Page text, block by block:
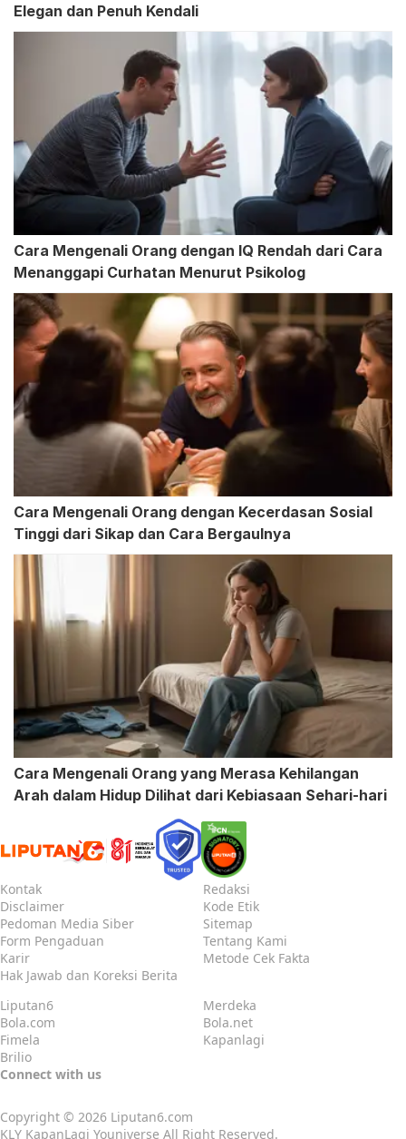
Elegan dan Penuh Kendali
Cara Mengenali Orang dengan IQ Rendah dari Cara
Menanggapi Curhatan Menurut Psikolog
Cara Mengenali Orang dengan Kecerdasan Sosial
Tinggi dari Sikap dan Cara Bergaulnya
Cara Mengenali Orang yang Merasa Kehilangan
Arah dalam Hidup Dilihat dari Kebiasaan Sehari-hari
Kontak
Redaksi
Disclaimer
Kode Etik
Pedoman Media Siber
Sitemap
Form Pengaduan
Tentang Kami
Karir
Metode Cek Fakta
Hak Jawab dan Koreksi Berita
Liputan6
Merdeka
Bola.com
Bola.net
Fimela
Kapanlagi
Brilio
Connect with us
Copyright © 2026 Liputan6.com
KLY KapanLagi Youniverse All Right Reserved.